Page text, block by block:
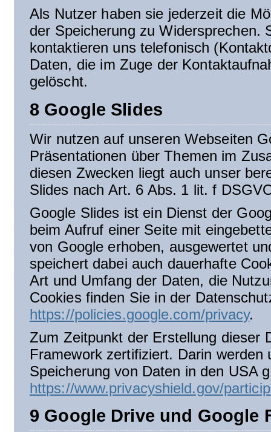
Als Nutzer haben sie jederzeit die
der Speicherung zu Widersprechen.
kontaktieren uns telefonisch
Daten, die im Zuge der
gelöscht.
8 Google Slides
Wir nutzen auf unseren Webseiten
Präsentationen über Themen im
diesen Zwecken liegt auch unser
Slides nach Art. 6 Abs. 1 lit. f
Google Slides ist ein Dienst der
beim Aufruf einer Seite mit
von Google erhoben, ausgewertet
speichert dabei auch dauerhafte
Art und Umfang der Daten, die
Cookies finden Sie in der
https://policies.google.com/privacy.
Zum Zeitpunkt der Erstellung dieser
Framework zertifiziert. Darin
Speicherung von Daten in den USA
https://www.privacyshield.gov/
9 Google Drive und Google